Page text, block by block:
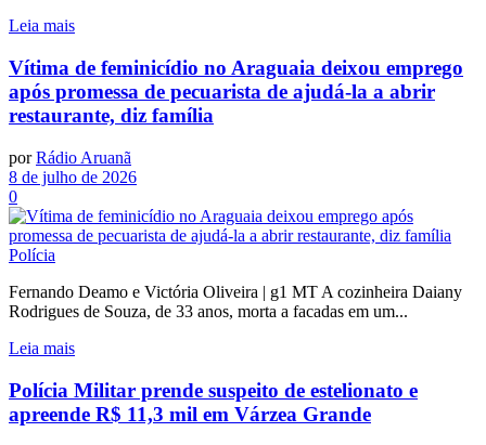
Leia mais
Vítima de feminicídio no Araguaia deixou emprego
após promessa de pecuarista de ajudá-la a abrir
restaurante, diz família
por Rádio Aruanã
8 de julho de 2026
0
Polícia
Fernando Deamo e Victória Oliveira | g1 MT A cozinheira Daiany
Rodrigues de Souza, de 33 anos, morta a facadas em um...
Leia mais
Polícia Militar prende suspeito de estelionato e
apreende R$ 11,3 mil em Várzea Grande